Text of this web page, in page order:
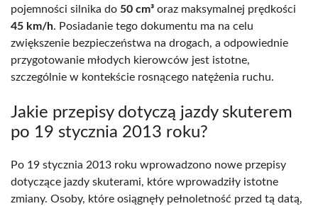
pojemności silnika do 50 cm³ oraz maksymalnej prędkości
45 km/h. Posiadanie tego dokumentu ma na celu
zwiększenie bezpieczeństwa na drogach, a odpowiednie
przygotowanie młodych kierowców jest istotne,
szczególnie w kontekście rosnącego natężenia ruchu.
Jakie przepisy dotyczą jazdy skuterem
po 19 stycznia 2013 roku?
Po 19 stycznia 2013 roku wprowadzono nowe przepisy
dotyczące jazdy skuterami, które wprowadziły istotne
zmiany. Osoby, które osiągnęły pełnoletność przed tą datą,